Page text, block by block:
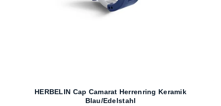
HERBELIN Cap Camarat Herrenring Keramik
Blau/Edelstahl